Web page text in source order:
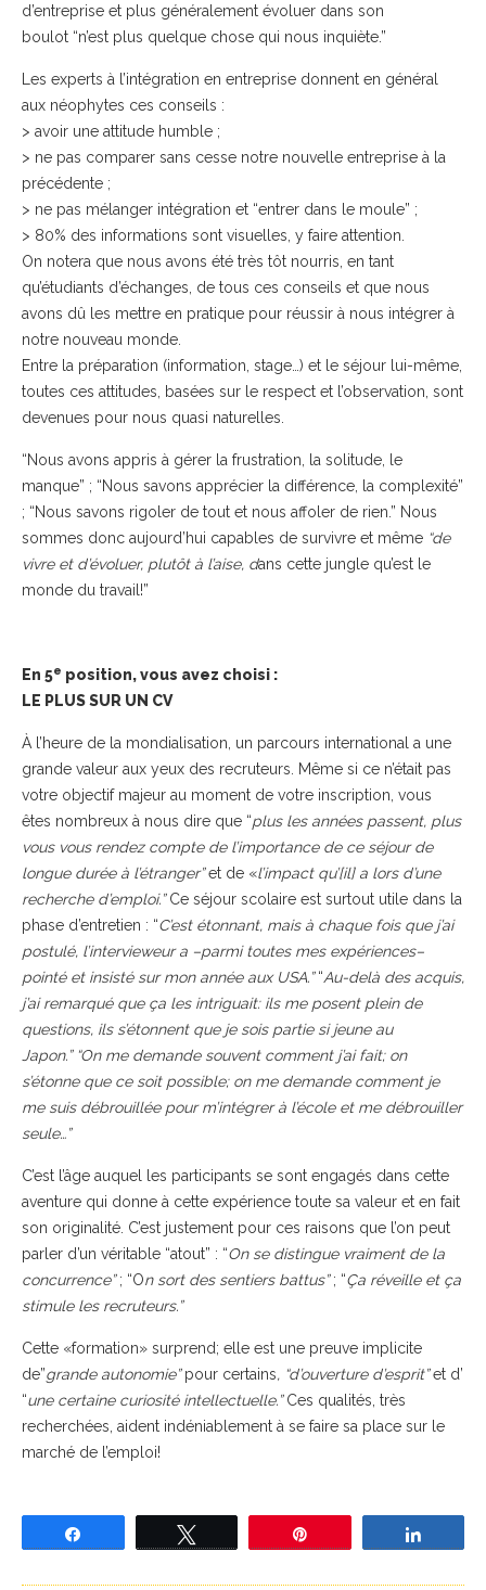
d’entreprise et plus généralement évoluer dans son
boulot “n’est plus quelque chose qui nous inquiète.”
Les experts à l’intégration en entreprise donnent en général
aux néophytes ces conseils :
> avoir une attitude humble ;
> ne pas comparer sans cesse notre nouvelle entreprise à la
précédente ;
> ne pas mélanger intégration et “entrer dans le moule” ;
> 80% des informations sont visuelles, y faire attention.
On notera que nous avons été très tôt nourris, en tant
qu’étudiants d’échanges, de tous ces conseils et que nous
avons dû les mettre en pratique pour réussir à nous intégrer à
notre nouveau monde.
Entre la préparation (information, stage…) et le séjour lui-même,
toutes ces attitudes, basées sur le respect et l’observation, sont
devenues pour nous quasi naturelles.
“Nous avons appris à gérer la frustration, la solitude, le
manque” ; “Nous savons apprécier la différence, la complexité”
; “Nous savons rigoler de tout et nous affoler de rien. ” Nous
sommes donc aujourd’hui capables de survivre et même “de
vivre et d’évoluer, plutôt à l’aise, dans cette jungle qu’est le
monde du travail!”
En 5e position, vous avez choisi :
LE PLUS SUR UN CV
À l’heure de la mondialisation, un parcours international a une
grande valeur aux yeux des recruteurs. Même si ce n’était pas
votre objectif majeur au moment de votre inscription, vous
êtes nombreux à nous dire que “plus les années passent, plus
vous vous rendez compte de l’importance de ce séjour de
longue durée à l’étranger”et de «l’impact qu’[il] a lors d’une
recherche d’emploi.”Ce séjour scolaire est surtout utile dans la
phase d’entretien : “C’est étonnant, mais à chaque fois que j’ai
postulé, l’intervieweur a –parmi toutes mes expériences–
pointé et insisté sur mon année aux USA.”“Au-delà des acquis,
j’ai remarqué que ça les intriguait: ils me posent plein de
questions, ils s’étonnent que je sois partie si jeune au
Japon.” “On me demande souvent comment j’ai fait; on
s’étonne que ce soit possible; on me demande comment je
me suis débrouillée pour m’intégrer à l’école et me débrouiller
seule…”
C’est l’âge auquel les participants se sont engagés dans cette
aventure qui donne à cette expérience toute sa valeur et en fait
son originalité. C’est justement pour ces raisons que l’on peut
parler d’un véritable “atout” : “On se distingue vraiment de la
concurrence”; “On sort des sentiers battus”; “Ça réveille et ça
stimule les recruteurs.”
Cette «formation» surprend; elle est une preuve implicite
de”grande autonomie”pour certains, “d’ouverture d’esprit”et d’
“une certaine curiosité intellectuelle.”Ces qualités, très
recherchées, aident indéniablement à se faire sa place sur le
marché de l’emploi!